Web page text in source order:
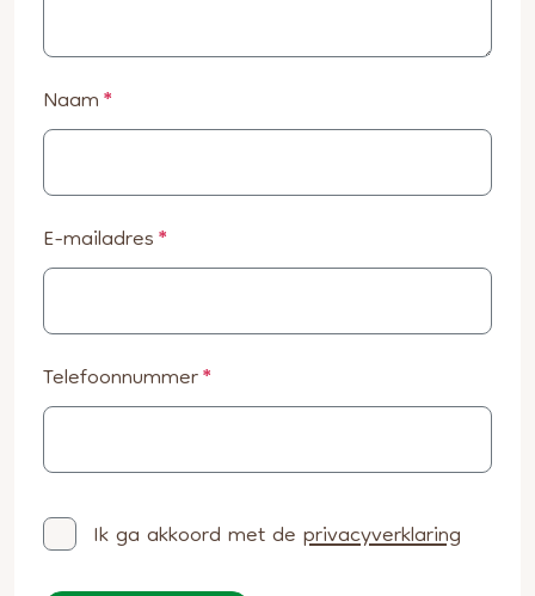
Naam*
E-mailadres*
Telefoonnummer*
Ik ga akkoord met deprivacyverklaring